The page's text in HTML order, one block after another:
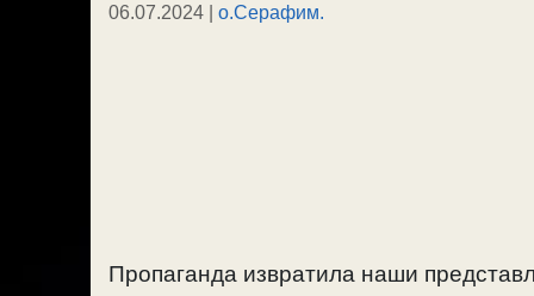
06.07.2024 | о.Серафим.
Пропаганда извратила наши